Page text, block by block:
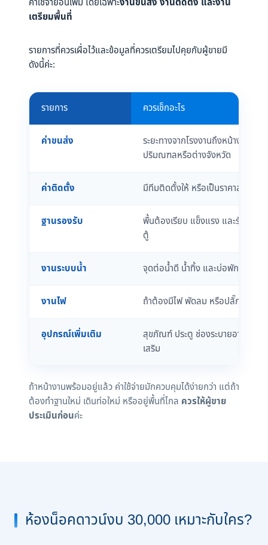
เตรียมพื้นที่
รายการที่ควรเผื่อไว้และข้อมูลที่ควรเตรียมไปคุยกับผู้ขายมี
ดังนี้ค่ะ:
รายการ ควรเช็กอะไร
ค่าขนส่ง
ระยะทางจากโรงงานถึงหน้างาน อยู่
ปริมณฑลหรือต่างจังหวัด
ค่าติดตั้ง มีทีมติดตั้งให้ หรือเป็นราคาส่งอย่าง
ฐานรองรับ
พื้นต้องเรียบ แข็งแรง และรับน้ำหนั
ตู้
งานระบบน้ำ จุดต่อน้ำดี น้ำทิ้ง และบ่อพักหรือถัง
งานไฟ ถ้าต้องมีไฟ พัดลม หรือปลั๊ก ควรถ
อุปกรณ์เพิ่มเติม
สุขภัณฑ์ ประตู ช่องระบายอากาศ
เสริม
ถ้าหน้างานพร้อมอยู่แล้ว ค่าใช้จ่ายมักควบคุมได้ง่ายกว่า แต่ถ้า
ต้องทำฐานใหม่ เดินท่อใหม่ หรืออยู่พื้นที่ไกล ควรให้ผู้ขาย
ประเมินก่อนค่ะ
ห้องน็อคดาวน์งบ 30,000 เหมาะกับใคร?